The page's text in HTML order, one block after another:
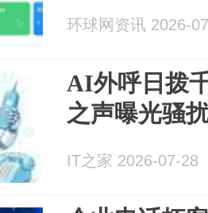
环球网资讯 2026-
AI外呼日拨
之声曝光骚
IT之家 2026-07-28